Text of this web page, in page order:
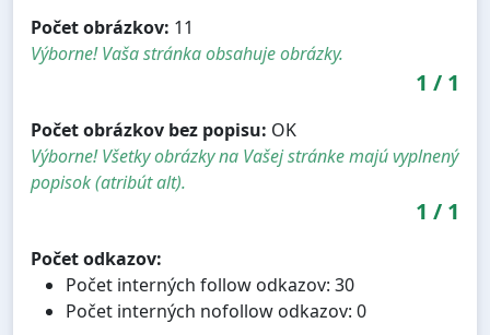
Počet obrázkov: 11
Výborne! Vaša stránka obsahuje obrázky.
1 / 1
Počet obrázkov bez popisu: OK
Výborne! Všetky obrázky na Vašej stránke majú vyplnený
popisok (atribút alt).
1 / 1
Počet odkazov:
Počet interných follow odkazov: 30
Počet interných nofollow odkazov: 0